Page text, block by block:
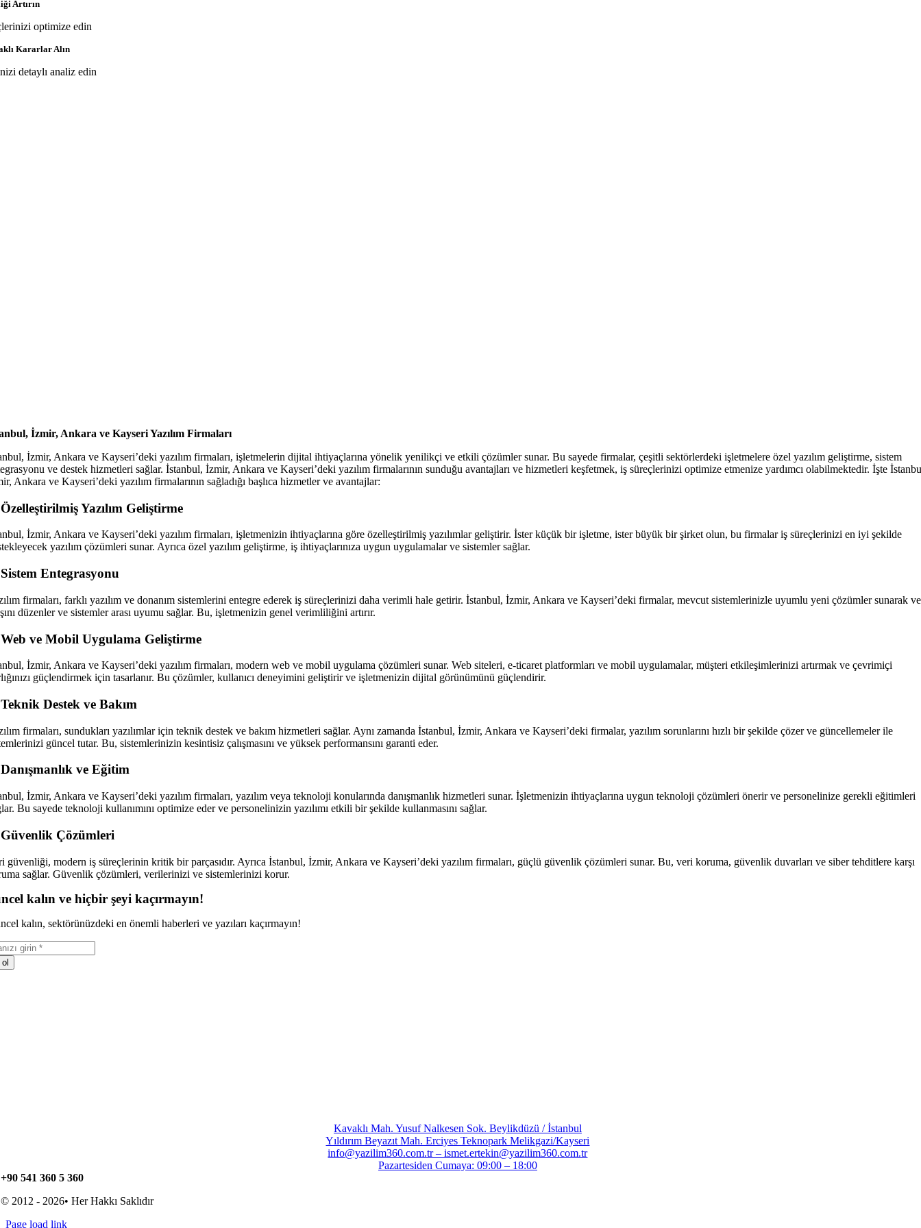
Artırın
optimize edin
Kararlar Alın
detaylı analiz edin
İzmir, Ankara ve Kayseri Yazılım Firmaları
İzmir, Ankara ve Kayseri’deki yazılım firmaları, işletmelerin dijital ihtiyaçlarına yönelik yenilikçi ve etkili çözümler sunar. Bu sayede firmalar, çeşitli sektörlerdeki işletmelere özel yazılım geliştirme, sistem
ve destek hizmetleri sağlar. İstanbul, İzmir, Ankara ve Kayseri’deki yazılım firmalarının sunduğu avantajları ve hizmetleri keşfetmek, iş süreçlerinizi optimize etmenize yardımcı olabilmektedir. İşte
Ankara ve Kayseri’deki yazılım firmalarının sağladığı başlıca hizmetler ve avantajlar:
Yazılım Geliştirme
İzmir, Ankara ve Kayseri’deki yazılım firmaları, işletmenizin ihtiyaçlarına göre özelleştirilmiş yazılımlar geliştirir. İster küçük bir işletme, ister büyük bir şirket olun, bu firmalar iş süreçlerinizi en iyi şekilde
yazılım çözümleri sunar. Ayrıca özel yazılım geliştirme, iş ihtiyaçlarınıza uygun uygulamalar ve sistemler sağlar.
Entegrasyonu
firmaları, farklı yazılım ve donanım sistemlerini entegre ederek iş süreçlerinizi daha verimli hale getirir. İstanbul, İzmir, Ankara ve Kayseri’deki firmalar, mevcut sistemlerinizle uyumlu yeni çözümler sunarak
düzenler ve sistemler arası uyumu sağlar. Bu, işletmenizin genel verimliliğini artırır.
ve Mobil Uygulama Geliştirme
İzmir, Ankara ve Kayseri’deki yazılım firmaları, modern web ve mobil uygulama çözümleri sunar. Web siteleri, e-ticaret platformları ve mobil uygulamalar, müşteri etkileşimlerinizi artırmak ve çevrimiçi
güçlendirmek için tasarlanır. Bu çözümler, kullanıcı deneyimini geliştirir ve işletmenizin dijital görünümünü güçlendirir.
Destek ve Bakım
firmaları, sundukları yazılımlar için teknik destek ve bakım hizmetleri sağlar. Aynı zamanda İstanbul, İzmir, Ankara ve Kayseri’deki firmalar, yazılım sorunlarını hızlı bir şekilde çözer ve güncellemeler ile
güncel tutar. Bu, sistemlerinizin kesintisiz çalışmasını ve yüksek performansını garanti eder.
ve Eğitim
İzmir, Ankara ve Kayseri’deki yazılım firmaları, yazılım veya teknoloji konularında danışmanlık hizmetleri sunar. İşletmenizin ihtiyaçlarına uygun teknoloji çözümleri önerir ve personelinize gerekli eğitimleri
Bu sayede teknoloji kullanımını optimize eder ve personelinizin yazılımı etkili bir şekilde kullanmasını sağlar.
Çözümleri
güvenliği, modern iş süreçlerinin kritik bir parçasıdır. Ayrıca İstanbul, İzmir, Ankara ve Kayseri’deki yazılım firmaları, güçlü güvenlik çözümleri sunar. Bu, veri koruma, güvenlik duvarları ve siber tehditlere karşı
sağlar. Güvenlik çözümleri, verilerinizi ve sistemlerinizi korur.
kalın ve hiçbir şeyi kaçırmayın!
kalın, sektörünüzdeki en önemli haberleri ve yazıları kaçırmayın!
Kavaklı Mah. Yusuf Nalkesen Sok. Beylikdüzü / İstanbul
Yıldırım Beyazıt Mah. Erciyes Teknopark Melikgazi/Kayseri
info@yazilim360.com.tr – ismet.ertekin@yazilim360.com.tr
Pazartesiden Cumaya: 09:00 – 18:00
+90 541 360 5 360
© 2012 - 2026• Her Hakkı Saklıdır
Page load link